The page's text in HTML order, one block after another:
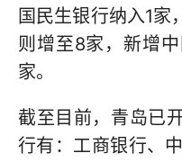
国民生银行纳入1家
则增至8家，新增
家。
截至目前，青岛已
行有：工商银行、